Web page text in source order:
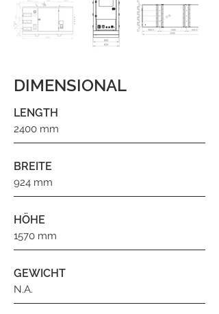
DIMENSIONAL
LENGTH
2400 mm
BREITE
924 mm
HÖHE
1570 mm
GEWICHT
N.A.